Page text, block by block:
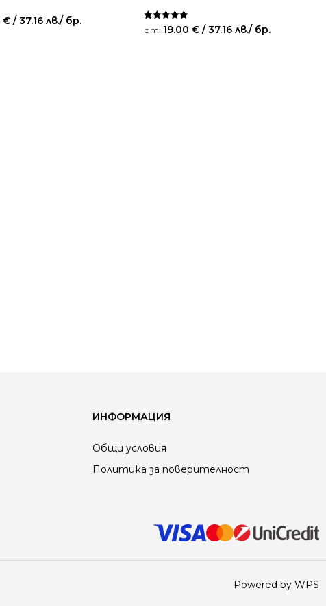
€ / 37.16 лв./ бр.
Оценено на
5.00
от: 19.00 € / 37.16 лв./ бр.
ИНФОРМАЦИЯ
Общи условия
Политика за поверителност
Powered by WPS